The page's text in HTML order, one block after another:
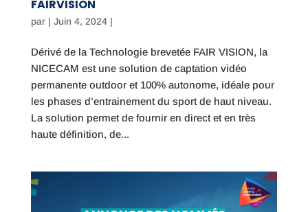
FAIRVISION
par | Juin 4, 2024|
Dérivé de la Technologie brevetée FAIR VISION, la
NICECAM est une solution de captation vidéo
permanente outdoor et 100% autonome, idéale pour
les phases d’entrainement du sport de haut niveau.
La solution permet de fournir en direct et en très
haute définition, de...